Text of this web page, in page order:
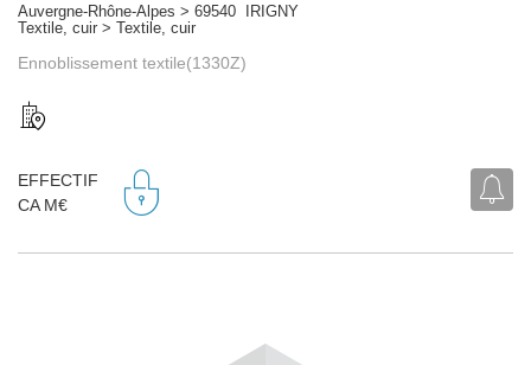
Auvergne-Rhône-Alpes > 69540 IRIGNY
Textile, cuir > Textile, cuir
Ennoblissement textile(1330Z)
EFFECTIF
CA M€